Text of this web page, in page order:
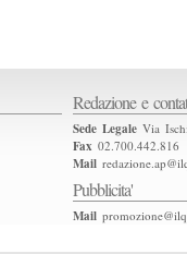
Redazione e
Sede Legale Via
Fax 02.700.442.816
Mail
Pubblicita'
Mail